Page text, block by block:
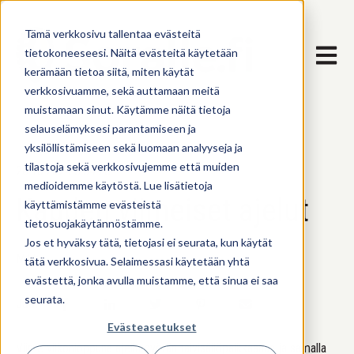
Tämä verkkosivu tallentaa evästeitä
tietokoneeseesi. Näitä evästeitä käytetään
kerämään tietoa siitä, miten käytät
verkkosivuamme, sekä auttamaan meitä
muistamaan sinut. Käytämme näitä tietoja
selauselämyksesi parantamiseen ja
yksilöllistämiseen sekä luomaan analyyseja ja
tilastoja sekä verkkosivujemme että muiden
medioidemme käytöstä. Lue lisätietoja
käyttämistämme evästeistä
tietosuojakäytännöstämme.
Jos et hyväksy tätä, tietojasi ei seurata, kun käytät
tätä verkkosivua. Selaimessasi käytetään yhtä
evästettä, jonka avulla muistamme, että sinua ei saa
seurata.
Evästeasetukset
Avaa
26.10.2024 3.34.28
Kauden viimeiset ajelut
Mikko
Jaa:
Viime viikonloppuna ajelin pyörän talvisäilöpaikkaansa ja samalla